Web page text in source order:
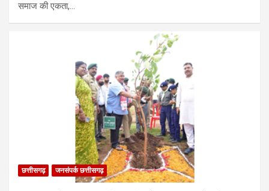
समाज की एकता,…
छत्तीसगढ़ जनसंपर्क छत्तीसगढ़